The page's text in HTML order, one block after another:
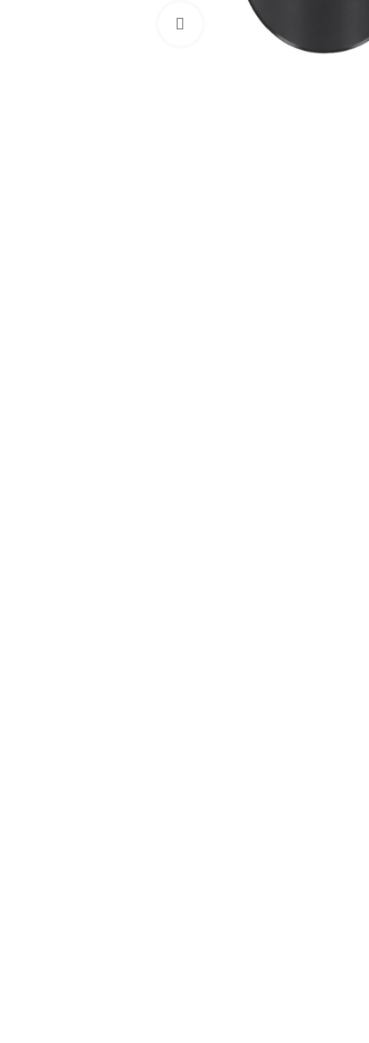
Haga Click para agrandar